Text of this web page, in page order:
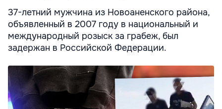
37-летний мужчина из Новоаненского района,
объявленный в 2007 году в национальный и
международный розыск за грабеж, был
задержан в Российской Федерации.